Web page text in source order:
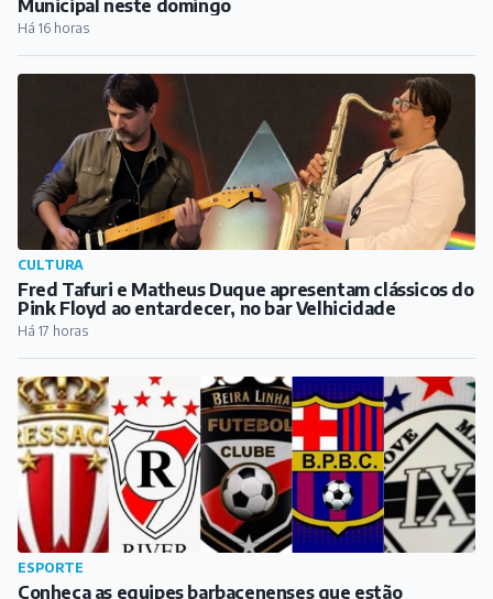
Fred Tafuri e Matheus Duque apresentam clássicos do
Pink Floyd ao entardecer, no bar Velhicidade
Há 17 horas
ESPORTE
Conheça as equipes barbacenenses que estão
disputando a Copa Barroso
Há 18 horas
REGIÃO